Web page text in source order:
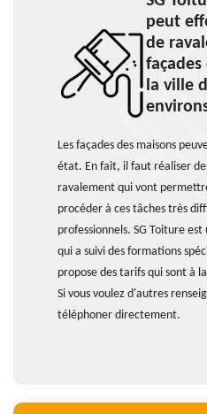
peut
de
façades
la ville
Les façades des maisons
état. En fait, il faut réaliser
ravalement qui vont
procéder à ces tâches très
professionnels. SG Toiture
qui a suivi des formations
propose des tarifs qui sont à
Si vous voulez d'autres
téléphoner directement.